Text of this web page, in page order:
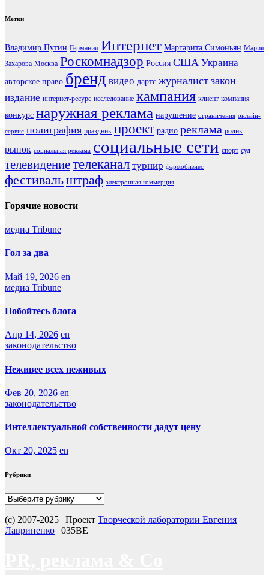
Метки
Владимир Путин Германия Интернет Маргарита Симоньян Мария
Захарова Москва Роскомнадзор Россия США Украина
авторское право бренд видео дартс журналист закон
издание интернет-ресурс исследование кампания клиент компания
конкурс наружная реклама нарушение ограничения онлайн-
сервис полиграфия праздник проект радио реклама ролик
рынок социальная реклама социальные сети спорт суд
телевидениетелеканал турнир фармобизнес
фестивальштраф электронная коммерция
Горячие новости
медиа Tribune
Гол за два
Май 19, 2026 en
медиа Tribune
Побойтесь блога
Апр 14, 2026 en
законодательство
Неживее всех неживых
Фев 20, 2026 en
законодательство
Интеллектуальной собственности дадут цену
Окт 20, 2025 en
Рубрики
Рубрики
(с) 2007-2025 | Проект Творческой лаборатории Евгения
Лавриненко | 035BE